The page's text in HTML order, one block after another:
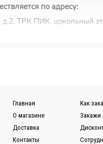
по адресу:
ТРК ПИК, цокольный
наиболее удобной
доставки заказов вы
Главная
О магазине
Доставка
Контакты
Как
Закажи